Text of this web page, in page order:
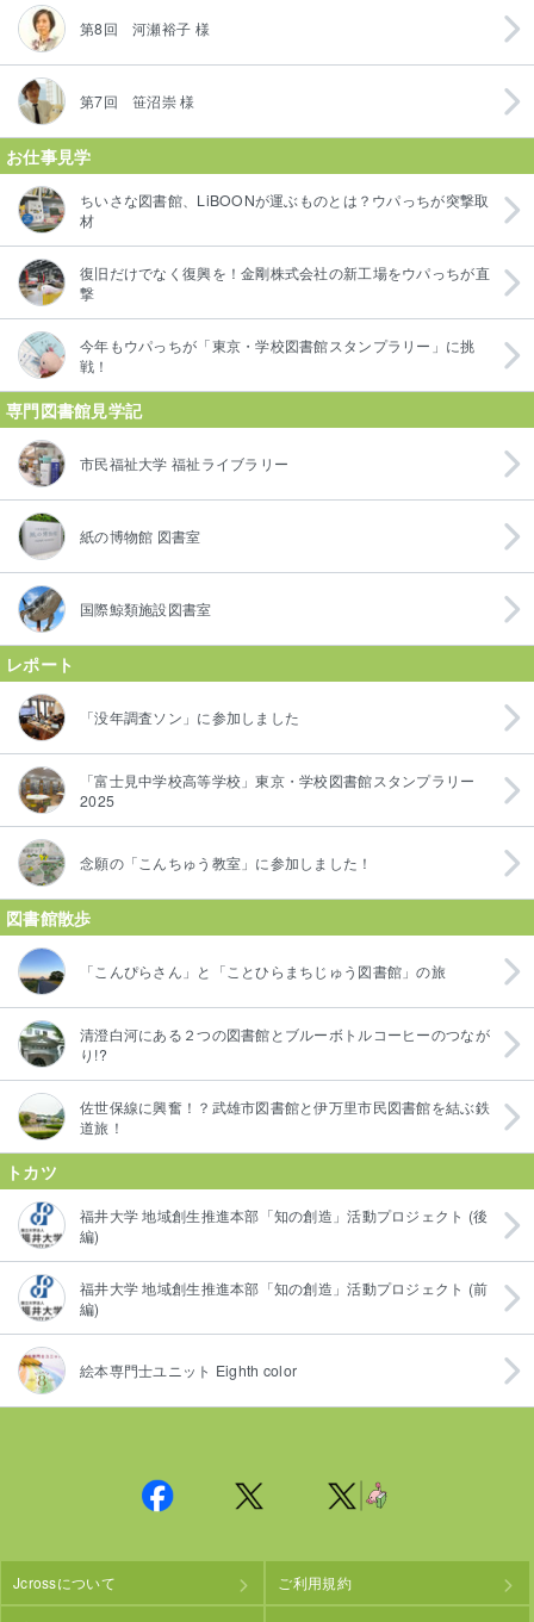
第8回 河瀬裕子 様
第7回 笹沼崇 様
お仕事見学
ちいさな図書館、LiBOONが運ぶものとは？ウパっちが突撃取
材
復旧だけでなく復興を！金剛株式会社の新工場をウパっちが直
撃
今年もウパっちが「東京・学校図書館スタンプラリー」に挑
戦！
専門図書館見学記
市民福祉大学 福祉ライブラリー
紙の博物館 図書室
国際鯨類施設図書室
レポート
「没年調査ソン」に参加しました
「富士見中学校高等学校」東京・学校図書館スタンプラリー
2025
念願の「こんちゅう教室」に参加しました！
図書館散歩
「こんぴらさん」と「ことひらまちじゅう図書館」の旅
清澄白河にある２つの図書館とブルーボトルコーヒーのつなが
り!?
佐世保線に興奮！？武雄市図書館と伊万里市民図書館を結ぶ鉄
道旅！
トカツ
福井大学 地域創生推進本部「知の創造」活動プロジェクト (後
編)
福井大学 地域創生推進本部「知の創造」活動プロジェクト (前
編)
絵本専門士ユニット Eighth color
Jcrossについて ご利用規約